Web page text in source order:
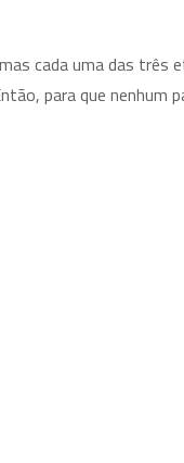
cada uma das
para que nenhum